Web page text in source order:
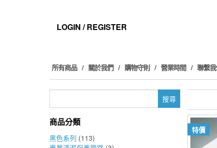
LOGIN / REGISTER
所有商品 關於我們 購物守則 營業時間 聯繫
鍵
商品分類
黑色系列 (113)
特價